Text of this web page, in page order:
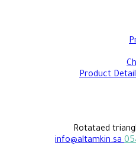
info@altamkin.sa